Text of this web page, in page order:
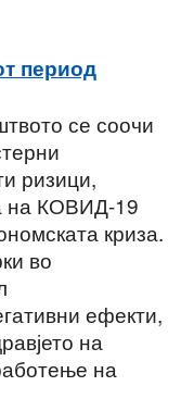
период
се соочи
ризици,
на КОВИД-19
криза.
во
ефекти,
на
на